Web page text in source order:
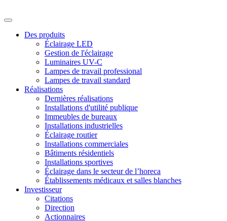
Des produits
Éclairage LED
Gestion de l'éclairage
Luminaires UV-C
Lampes de travail professional
Lampes de travail standard
Réalisations
Dernières réalisations
Installations d'utilité publique
Immeubles de bureaux
Installations industrielles
Éclairage routier
Installations commerciales
Bâtiments résidentiels
Installations sportives
Éclairage dans le secteur de l’horeca
Établissements médicaux et salles blanches
Investisseur
Citations
Direction
Actionnaires